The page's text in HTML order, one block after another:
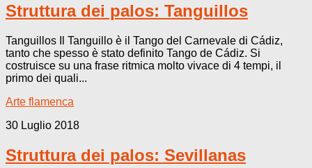
Struttura dei palos: Tanguillos
Tanguillos Il Tanguillo è il Tango del Carnevale di Cádiz,
tanto che spesso è stato definito Tango de Cádiz. Si
costruisce su una frase ritmica molto vivace di 4 tempi, il
primo dei quali...
Arte flamenca
30 Luglio 2018
Struttura dei palos: Sevillanas